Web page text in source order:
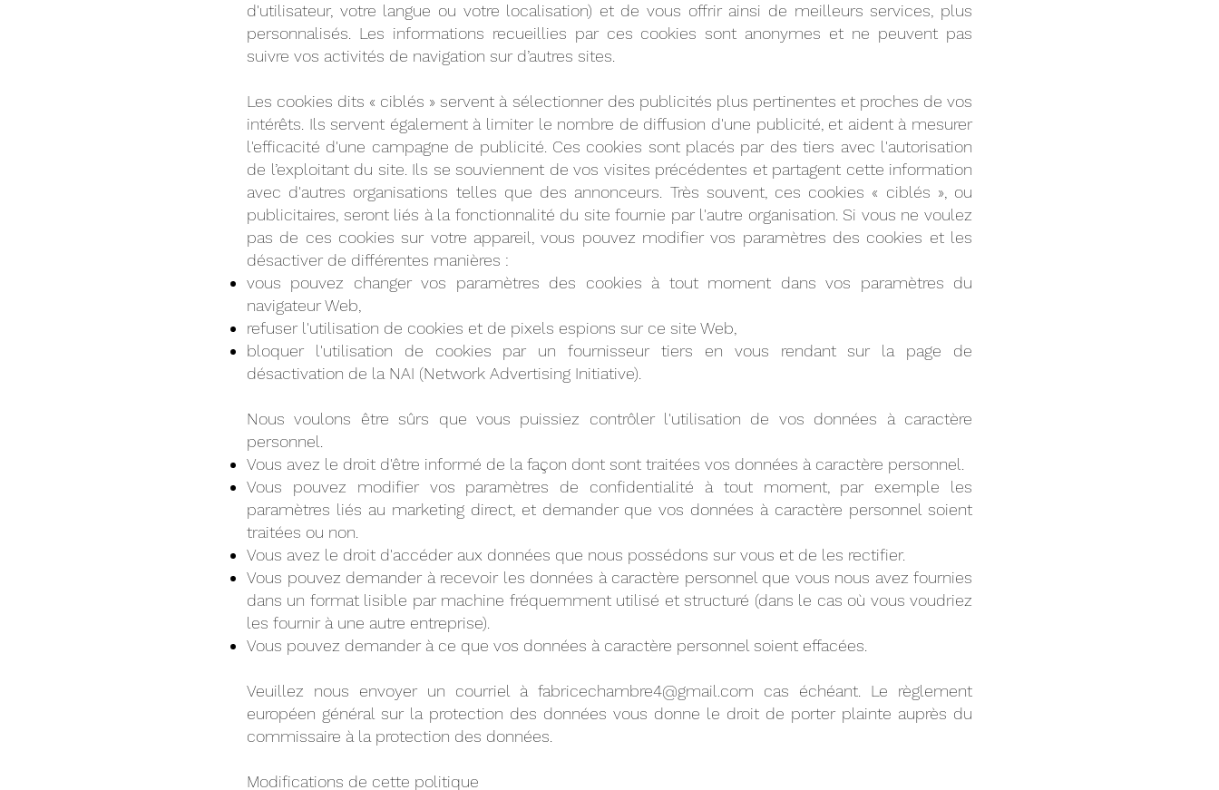
d'utilisateur, votre langue ou votre localisation) et de vous offrir ainsi de meilleurs services, plus
personnalisés. Les informations recueillies par ces cookies sont anonymes et ne peuvent pas
suivre vos activités de navigation sur d’autres sites.
Les cookies dits « ciblés » servent à sélectionner des publicités plus pertinentes et proches de vos
intérêts. Ils servent également à limiter le nombre de diffusion d'une publicité, et aident à mesurer
l'efficacité d'une campagne de publicité. Ces cookies sont placés par des tiers avec l'autorisation
de l’exploitant du site. Ils se souviennent de vos visites précédentes et partagent cette information
avec d'autres organisations telles que des annonceurs. Très souvent, ces cookies « ciblés », ou
publicitaires, seront liés à la fonctionnalité du site fournie par l'autre organisation. Si vous ne voulez
pas de ces cookies sur votre appareil, vous pouvez modifier vos paramètres des cookies et les
désactiver de différentes manières :
vous pouvez changer vos paramètres des cookies à tout moment dans vos paramètres du
navigateur Web,
refuser l'utilisation de cookies et de pixels espions sur ce site Web,
bloquer l'utilisation de cookies par un fournisseur tiers en vous rendant sur la page de
désactivation de la NAI (Network Advertising Initiative).
Nous voulons être sûrs que vous puissiez contrôler l'utilisation de vos données à caractère
personnel.
Vous avez le droit d'être informé de la façon dont sont traitées vos données à caractère personnel.
Vous pouvez modifier vos paramètres de confidentialité à tout moment, par exemple les
paramètres liés au marketing direct, et demander que vos données à caractère personnel soient
traitées ou non.
Vous avez le droit d'accéder aux données que nous possédons sur vous et de les rectifier.
Vous pouvez demander à recevoir les données à caractère personnel que vous nous avez fournies
dans un format lisible par machine fréquemment utilisé et structuré (dans le cas où vous voudriez
les fournir à une autre entreprise).
Vous pouvez demander à ce que vos données à caractère personnel soient effacées.
Veuillez nous envoyer un courriel à fabricechambre4@gmail.com cas échéant. Le règlement
européen général sur la protection des données vous donne le droit de porter plainte auprès du
commissaire à la protection des données
Modifications de cette politique